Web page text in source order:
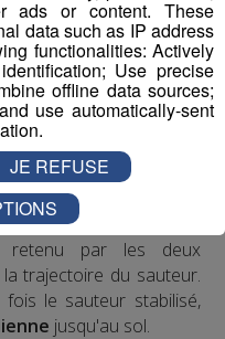
J Ridecombine les
, du saut à l'élastique
est équipé à la taille d'un
à deuxélastiques
sur l'accessoire
une prise d'élan
sur un vide de 40
retenu par les deux
trajectoire du sauteur.
le sauteur stabilisé,
jusqu'au sol.
ads or content. These
data such as IP address
functionalities: Actively
Use precise
offline data sources;
use automatically-sent
JE REFUSE